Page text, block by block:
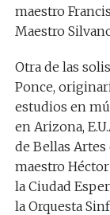
maestro
Maestro
Otra de las
Ponce,
estudios en
en Arizona,
de Bellas
maestro
la Ciudad
la Orquesta